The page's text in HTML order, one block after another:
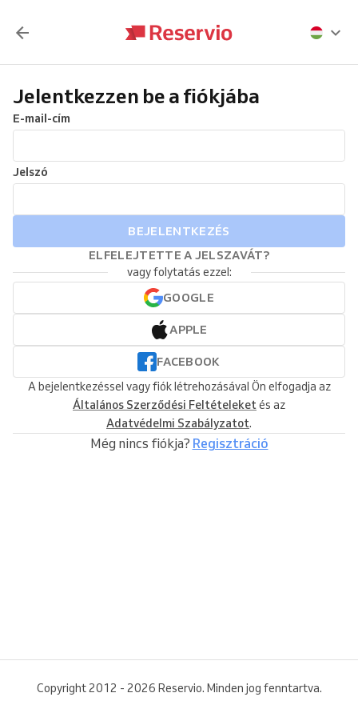
Jelentkezzen be a fiókjába
E-mail-cím
Jelszó
BEJELENTKEZÉS
ELFELEJTETTE A JELSZAVÁT?
vagy folytatás ezzel:
GOOGLE
APPLE
FACEBOOK
A bejelentkezéssel vagy fiók létrehozásával Ön elfogadja az
Általános Szerződési Feltételeketés az
Adatvédelmi Szabályzatot.
Még nincs fiókja? Regisztráció
Copyright 2012 - 2026 Reservio. Minden jog fenntartva.